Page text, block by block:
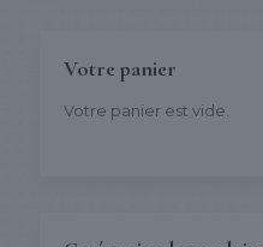
Votre panier
Votre panier est vide.